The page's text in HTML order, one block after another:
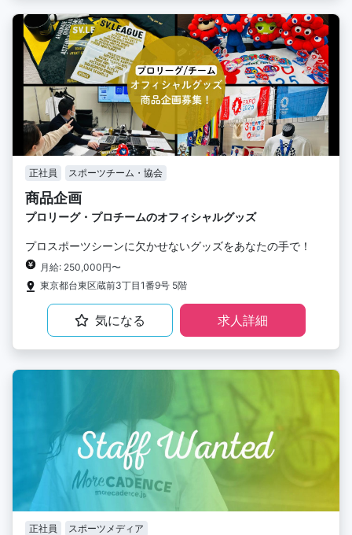
正社員 スポーツチーム・協会
商品企画
プロリーグ・プロチームのオフィシャルグッズ
プロスポーツシーンに欠かせないグッズをあなたの手で！
月給: 250,000円〜
東京都台東区蔵前3丁目1番9号 5階
気になる 求人詳細
正社員 スポーツメディア